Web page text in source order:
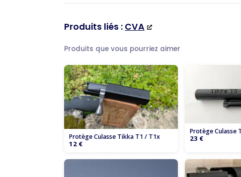
Produits liés : CVA
Produits que vous pourriez aimer
Protège Culasse Tikka T1 / T1x
12 €
Protège Culasse
23 €